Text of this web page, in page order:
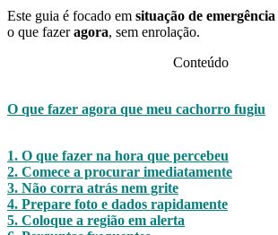
Este guia é focado em situação de emergência
o que fazeragora, sem enrolação.
Conteúdo
O que fazer agora que meu cachorro fugiu
1. O que fazer na hora que percebeu
2. Comece a procurar imediatamente
3. Não corra atrás nem grite
4. Prepare foto e dados rapidamente
5. Coloque a região em alerta